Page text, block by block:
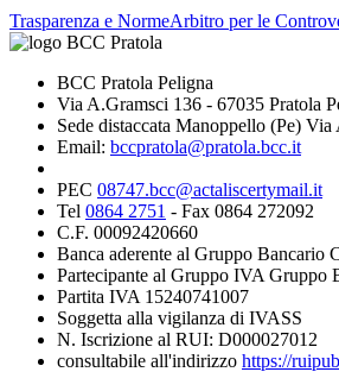
Trasparenza e NormeArbitro per le
BCC Pratola Peligna
Via A.Gramsci 136 - 67035 Pratola
Sede distaccata Manoppello (Pe)
Email: bccpratola@pratola.bcc.it
PEC 08747.bcc@actaliscertymail.it
Tel 0864 2751 - Fax 0864 272092
C.F. 00092420660
Banca aderente al Gruppo Bancario
Partecipante al Gruppo IVA Gruppo
Partita IVA 15240741007
Soggetta alla vigilanza di IVASS
N. Iscrizione al RUI: D000027012
consultabile all'indirizzo https://